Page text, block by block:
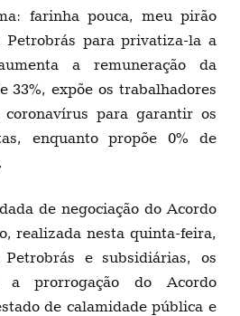
farinha pouca, meu pirão
para privatiza-la a
a remuneração da
33%, expõe os trabalhadores
para garantir os
enquanto propõe 0% de
de negociação do Acordo
realizada nesta quinta-feira,
e subsidiárias, os
a prorrogação do Acordo
de calamidade pública e